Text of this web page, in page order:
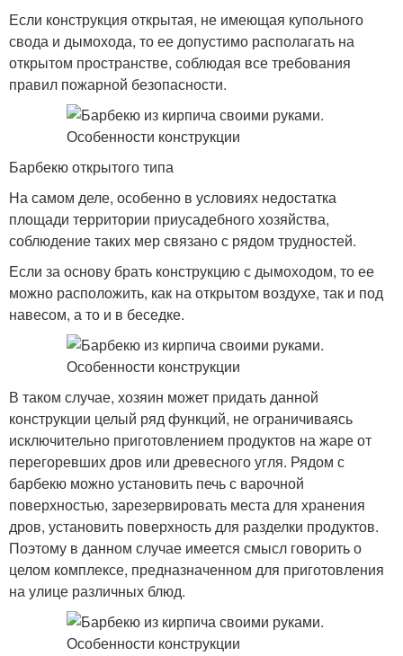
Если конструкция открытая, не имеющая купольного
свода и дымохода, то ее допустимо располагать на
открытом пространстве, соблюдая все требования
правил пожарной безопасности.
Барбекю открытого типа
На самом деле, особенно в условиях недостатка
площади территории приусадебного хозяйства,
соблюдение таких мер связано с рядом трудностей.
Если за основу брать конструкцию с дымоходом, то ее
можно расположить, как на открытом воздухе, так и под
навесом, а то и в беседке.
В таком случае, хозяин может придать данной
конструкции целый ряд функций, не ограничиваясь
исключительно приготовлением продуктов на жаре от
перегоревших дров или древесного угля. Рядом с
барбекю можно установить печь с варочной
поверхностью, зарезервировать места для хранения
дров, установить поверхность для разделки продуктов.
Поэтому в данном случае имеется смысл говорить о
целом комплексе, предназначенном для приготовления
на улице различных блюд.